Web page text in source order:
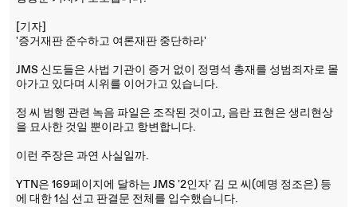
[기자]
'증거재판 준수하고 여론재판 중단하라'
JMS 신도들은 사법 기관이 증거 없이 정명석 총재를 성범죄자로 몰
아가고 있다며 시위를 이어가고 있습니다.
정 씨 범행 관련 녹음 파일은 조작된 것이고, 음란 표현은 생리현상
을 묘사한 것일 뿐이라고 항변합니다.
이런 주장은 과연 사실일까.
YTN은 169페이지에 달하는 JMS '2인자' 김 모 씨(예명 정조은) 등
에 대한 1심 선고 판결문 전체를 입수했습니다.